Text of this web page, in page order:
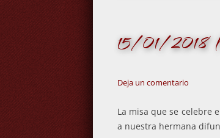
15/01/2018
Deja un comentario
La misa que se celebre
a nuestra hermana